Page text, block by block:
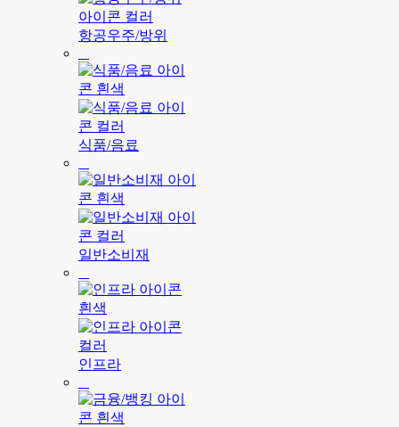
항공우주/방위
식품/음료
일반소비재
인프라